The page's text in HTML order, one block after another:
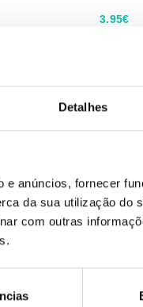
Detalhes
anúncios, fornecer
da sua utilização
com outras
3.95€
OMA